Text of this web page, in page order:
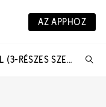
AZ APPHOZ
PIZSAMA TISZTA BIO-PAMUTBÓL (3-RÉSZES SZETT)